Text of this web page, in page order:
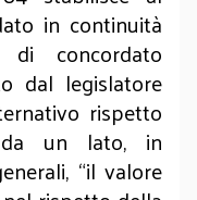
in continuità
concordato
dal legislatore
rispetto
da un lato, in
“il valore